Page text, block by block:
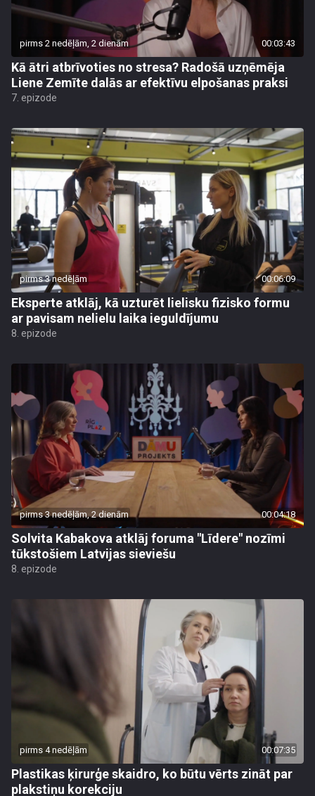
pirms 2 nedēļām, 2 dienām 00:03:43
Kā ātri atbrīvoties no stresa? Radošā uzņēmēja
Liene Zemīte dalās ar efektīvu elpošanas praksi
7. epizode
pirms 3 nedēļām 00:06:09
Eksperte atklāj, kā uzturēt lielisku fizisko formu
ar pavisam nelielu laika ieguldījumu
8. epizode
pirms 3 nedēļām, 2 dienām 00:04:18
Solvita Kabakova atklāj foruma "Līdere" nozīmi
tūkstošiem Latvijas sieviešu
8. epizode
pirms 4 nedēļām 00:07:35
Plastikas ķirurģe skaidro, ko būtu vērts zināt par
plakstiņu korekciju